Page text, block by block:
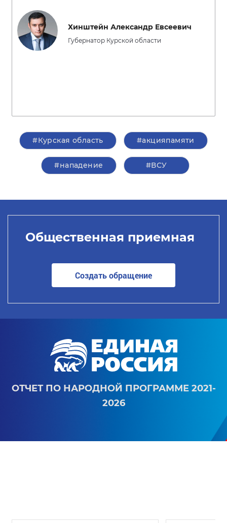
Хинштейн Александр Евсеевич
Губернатор Курской области
#Курская область #акцияпамяти
#нападение #ВСУ
Общественная приемная
Создать обращение
ОТЧЕТ ПО НАРОДНОЙ ПРОГРАММЕ 2021-
2026